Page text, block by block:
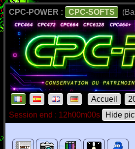
CPC-POWER : CPC-SOFTS
Accueil
Session end : 12h00m00s
Hide